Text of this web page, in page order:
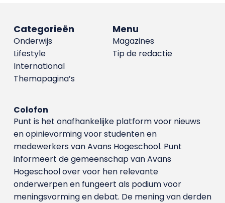
Menu
Magazines
Tip de redactie
Categorieën
Onderwijs
Lifestyle
International
Themapagina’s
Colofon
Punt is het onafhankelijke platform voor nieuws
en opinievorming voor studenten en
medewerkers van Avans Hoge­school. Punt
informeert de gemeenschap van Avans
Hogeschool over voor hen relevante
onderwerpen en fungeert als podium voor
meningsvorming en debat. De mening van derden